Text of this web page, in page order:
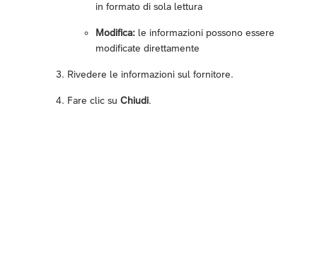
in formato di sola lettura
Modifica: le informazioni possono essere
modificate direttamente
Rivedere le informazioni sul fornitore.
Fare clic su Chiudi.